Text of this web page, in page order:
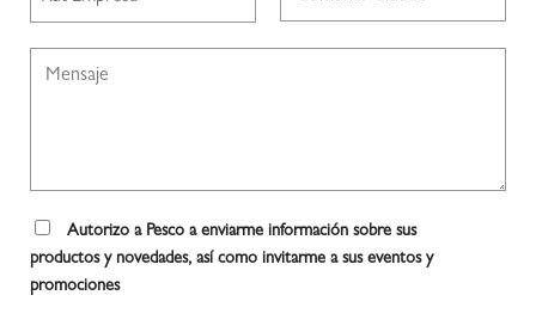
Autorizo a Pesco a enviarme información sobre sus
productos y novedades, así como invitarme a sus eventos y
promociones